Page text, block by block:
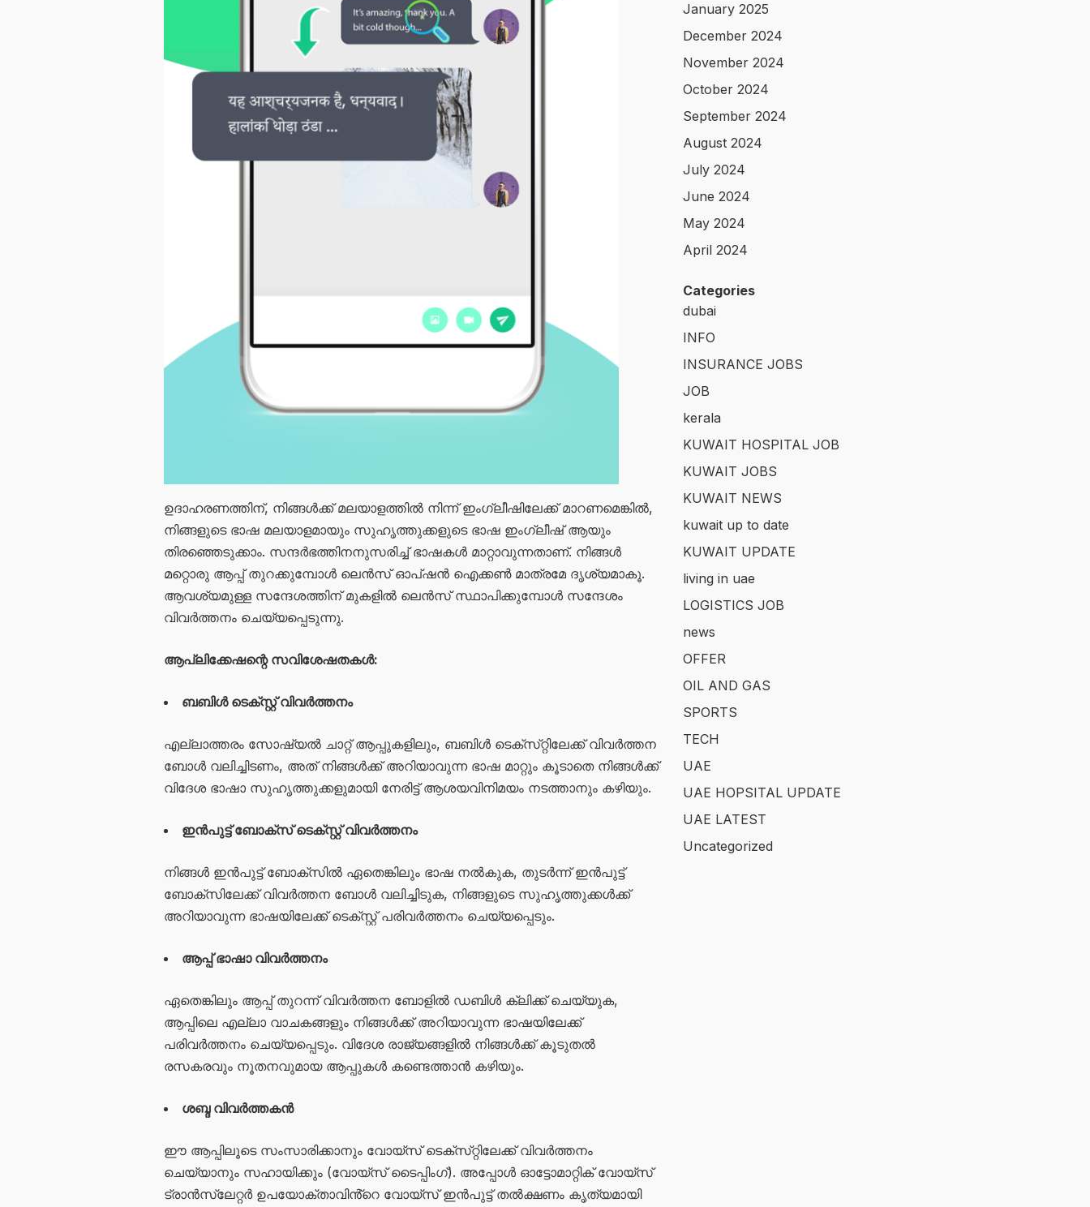
ഉദാഹരണത്തിന്, നിങ്ങൾക്ക് മലയാളത്തിൽ നിന്ന് ഇംഗ്ലീഷിലേക്ക് മാറണമെങ്കിൽ,
നിങ്ങളുടെ ഭാഷ മലയാളമായും സുഹൃത്തുക്കളുടെ ഭാഷ ഇംഗ്ലീഷ് ആയും
തിരഞ്ഞെടുക്കാം. സന്ദർഭത്തിനനുസരിച്ച് ഭാഷകൾ മാറ്റാവുന്നതാണ്. നിങ്ങൾ
മറ്റൊരു ആപ്പ് തുറക്കുമ്പോൾ ലെൻസ് ഓപ്ഷൻ ഐക്കൺ മാത്രമേ ദൃശ്യമാകൂ.
ആവശ്യമുള്ള സന്ദേശത്തിന് മുകളിൽ ലെൻസ് സ്ഥാപിക്കുമ്പോൾ സന്ദേശം
വിവർത്തനം ചെയ്യപ്പെടുന്നു.
ആപ്ലിക്കേഷന്റെ സവിശേഷതകൾ:
ബബിൾ ടെക്സ്റ്റ് വിവർത്തനം
എല്ലാത്തരം സോഷ്യൽ ചാറ്റ് ആപ്പുകളിലും, ബബിൾ ടെക്‌സ്‌റ്റിലേക്ക് വിവർത്തന
ബോൾ വലിച്ചിടണം, അത് നിങ്ങൾക്ക് അറിയാവുന്ന ഭാഷ മാറ്റും കൂടാതെ നിങ്ങൾക്ക്
വിദേശ ഭാഷാ സുഹൃത്തുക്കളുമായി നേരിട്ട് ആശയവിനിമയം നടത്താനും കഴിയും.
ഇൻപുട്ട് ബോക്സ് ടെക്സ്റ്റ് വിവർത്തനം
നിങ്ങൾ ഇൻപുട്ട് ബോക്സിൽ ഏതെങ്കിലും ഭാഷ നൽകുക, തുടർന്ന് ഇൻപുട്ട്
ബോക്സിലേക്ക് വിവർത്തന ബോൾ വലിച്ചിടുക, നിങ്ങളുടെ സുഹൃത്തുക്കൾക്ക്
അറിയാവുന്ന ഭാഷയിലേക്ക് ടെക്സ്റ്റ് പരിവർത്തനം ചെയ്യപ്പെടും.
ആപ്പ് ഭാഷാ വിവർത്തനം
ഏതെങ്കിലും ആപ്പ് തുറന്ന് വിവർത്തന ബോളിൽ ഡബിൾ ക്ലിക്ക് ചെയ്യുക,
ആപ്പിലെ എല്ലാ വാചകങ്ങളും നിങ്ങൾക്ക് അറിയാവുന്ന ഭാഷയിലേക്ക്
പരിവർത്തനം ചെയ്യപ്പെടും. വിദേശ രാജ്യങ്ങളിൽ നിങ്ങൾക്ക് കൂടുതൽ
രസകരവും നൂതനവുമായ ആപ്പുകൾ കണ്ടെത്താൻ കഴിയും.
ശബ്ദ വിവർത്തകൻ
ഈ ആപ്പിലൂടെ സംസാരിക്കാനും വോയ്‌സ് ടെക്‌സ്‌റ്റിലേക്ക് വിവർത്തനം
ചെയ്യാനും സഹായിക്കും (വോയ്‌സ് ടൈപ്പിംഗ്). അപ്പോൾ ഓട്ടോമാറ്റിക് വോയ്‌സ്
ട്രാൻസ്ലേറ്റർ ഉപയോക്താവിൻ്റെ വോയ്‌സ് ഇൻപുട്ട് തൽക്ഷണം കൃത്യമായി
January 2025
December 2024
November 2024
October 2024
September 2024
August 2024
July 2024
June 2024
May 2024
April 2024
Categories
dubai
INFO
INSURANCE JOBS
JOB
kerala
KUWAIT HOSPITAL JOB
KUWAIT JOBS
KUWAIT NEWS
kuwait up to date
KUWAIT UPDATE
living in uae
LOGISTICS JOB
news
OFFER
OIL AND GAS
SPORTS
TECH
UAE
UAE HOPSITAL UPDATE
UAE LATEST
Uncategorized